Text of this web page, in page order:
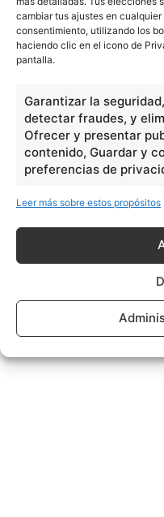
cambiar tus ajustes en
consentimiento, utilizando los
haciendo clic en el icono de
pantalla.
Garantizar la
detectar fraudes, y
Ofrecer y presentar
contenido, Guardar y
preferencias de
Leer más sobre estos propósitos